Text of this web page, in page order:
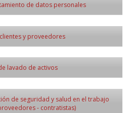
de datos personales
y proveedores
lavado de activos
de seguridad y salud en el trabajo
- contratistas)